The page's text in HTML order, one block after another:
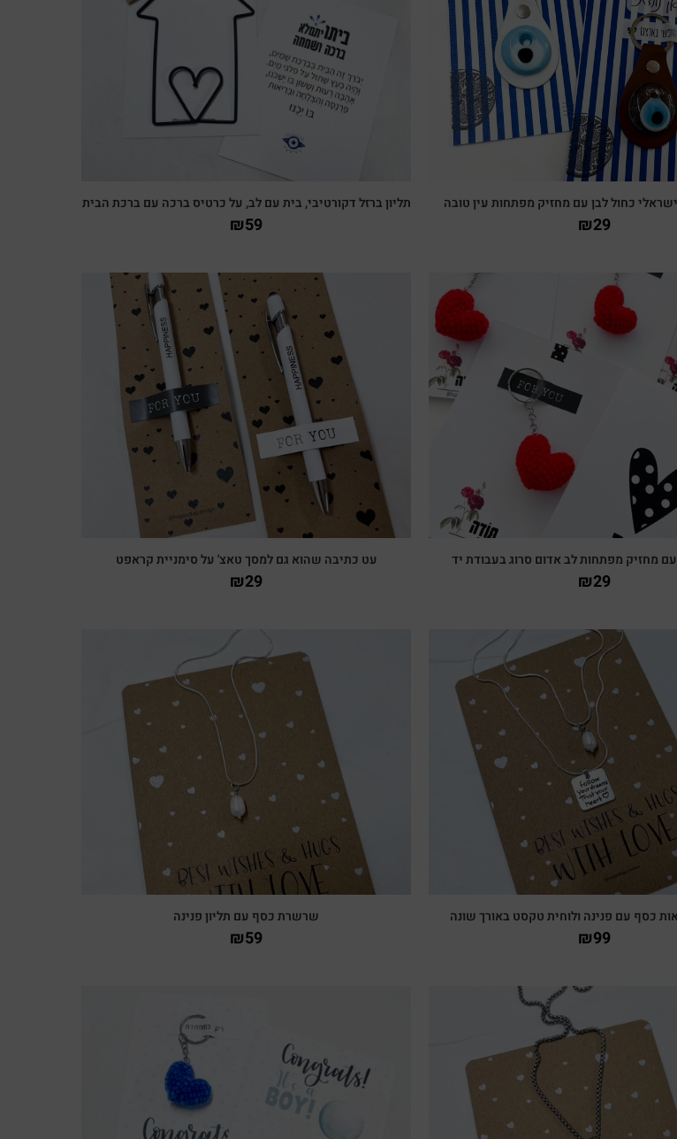
צפייה מהירה
כחול לבן עם מחזיק מפתחות עין טובה
₪29
צפייה מהירה
תליון ברזל דקורטיבי, בית עם לב, על כרטיס ברכה עם ברכת הבית
₪59
צפייה מהירה
עם מחזיק מפתחות לב אדום סרוג בעבודת יד
₪29
צפייה מהירה
עט כתיבה שהוא גם למסך טאצ' על סימניית קראפט
₪29
צפייה מהירה
כסף עם פנינה ולוחית טקסט באורך שונה
₪99
צפייה מהירה
שרשרת כסף עם תליון פנינה
₪59
צפייה מהירה צפייה מהירה